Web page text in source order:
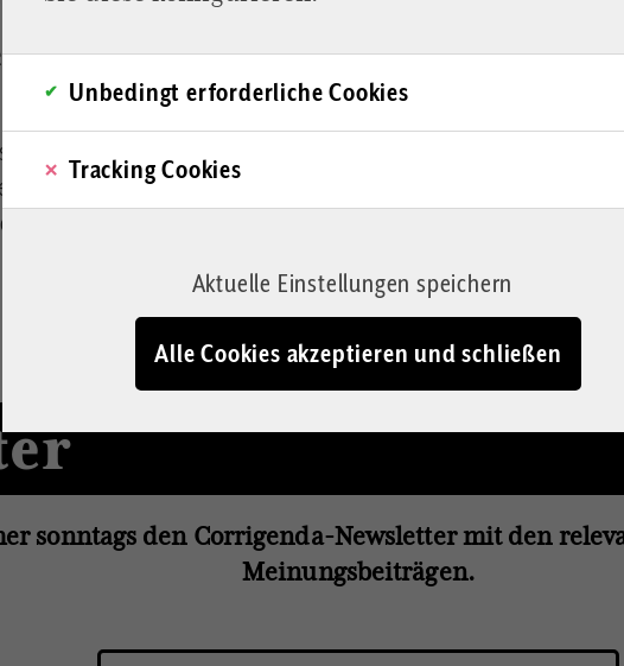
am Limit
Post-Coronazeit über eine
gäbe der
Impfungen obligatorisch zu
Geldbußen. Die Ethiker sind
sonntags den Corrigenda-Newsletter mit den
Meinungsbeiträgen.
Unbedingt erforderliche Cookies
Tracking Cookies
Aktuelle Einstellungen speichern
Alle Cookies akzeptieren und schließen